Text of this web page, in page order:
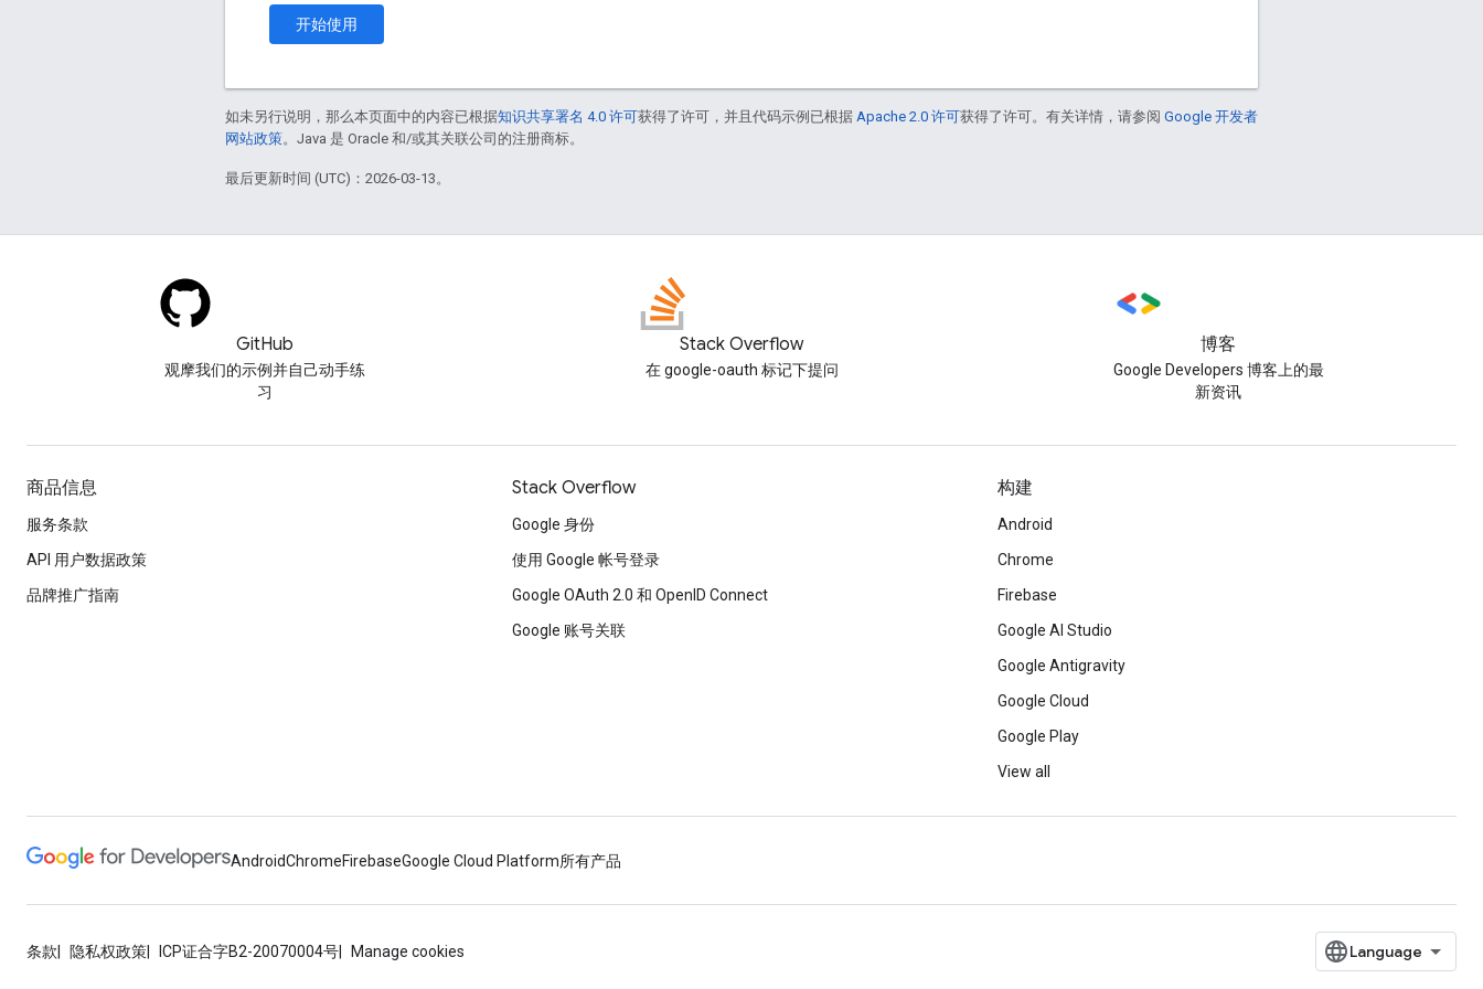
开始使用
如未另行说明，那么本页面中的内容已根据知识共享署名 4.0 许可获得了许可，并且代码示例已根据 Apache 2.0 许可获得了许可。有关详情，请参阅 Google 开发者
网站政策。Java 是 Oracle 和/或其关联公司的注册商标。
最后更新时间 (UTC)：2026-03-13。
GitHub
观摩我们的示例并自己动手练
习
Stack Overflow
在 google-oauth 标记下提问
博客
Google Developers 博客上的最
新资讯
商品信息
服务条款
API 用户数据政策
品牌推广指南
Stack Overflow
Google 身份
使用 Google 帐号登录
Google OAuth 2.0 和 OpenID Connect
Google 账号关联
构建
Android
Chrome
Firebase
Google AI Studio
Google Antigravity
Google Cloud
Google Play
View all
AndroidChromeFirebaseGoogle Cloud Platform所有产品
条款 隐私权政策 ICP证合字B2-20070004号 Manage cookies